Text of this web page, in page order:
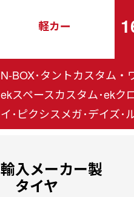
軽カー
N-BOX･タントカスタム・
ekスペースカスタム･ekク
イ･ピクシスメガ･デイズ･
輸入メーカー製
タイヤ